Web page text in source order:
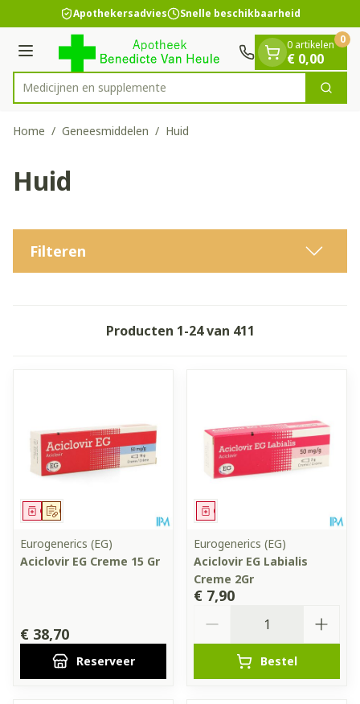
Ga naar de inhoud
1 van 1 Apothekersadvies Snelle beschikbaarheid
Menu
Product, merk, categorie...
Medici Zoek
0 artikelen
€ 0,00
0
Home / Geneesmiddelen / Huid
Huid
Filteren
Producten 1-24van 411
Op voorschrift
Geneesmiddel
Eurogenerics (EG)
Aciclovir EG Creme 15 Gr
€ 38,70
Reserveer
Geneesmiddel
Eurogenerics (EG)
Aciclovir EG Labialis
Creme 2Gr
€ 7,90
Bestel